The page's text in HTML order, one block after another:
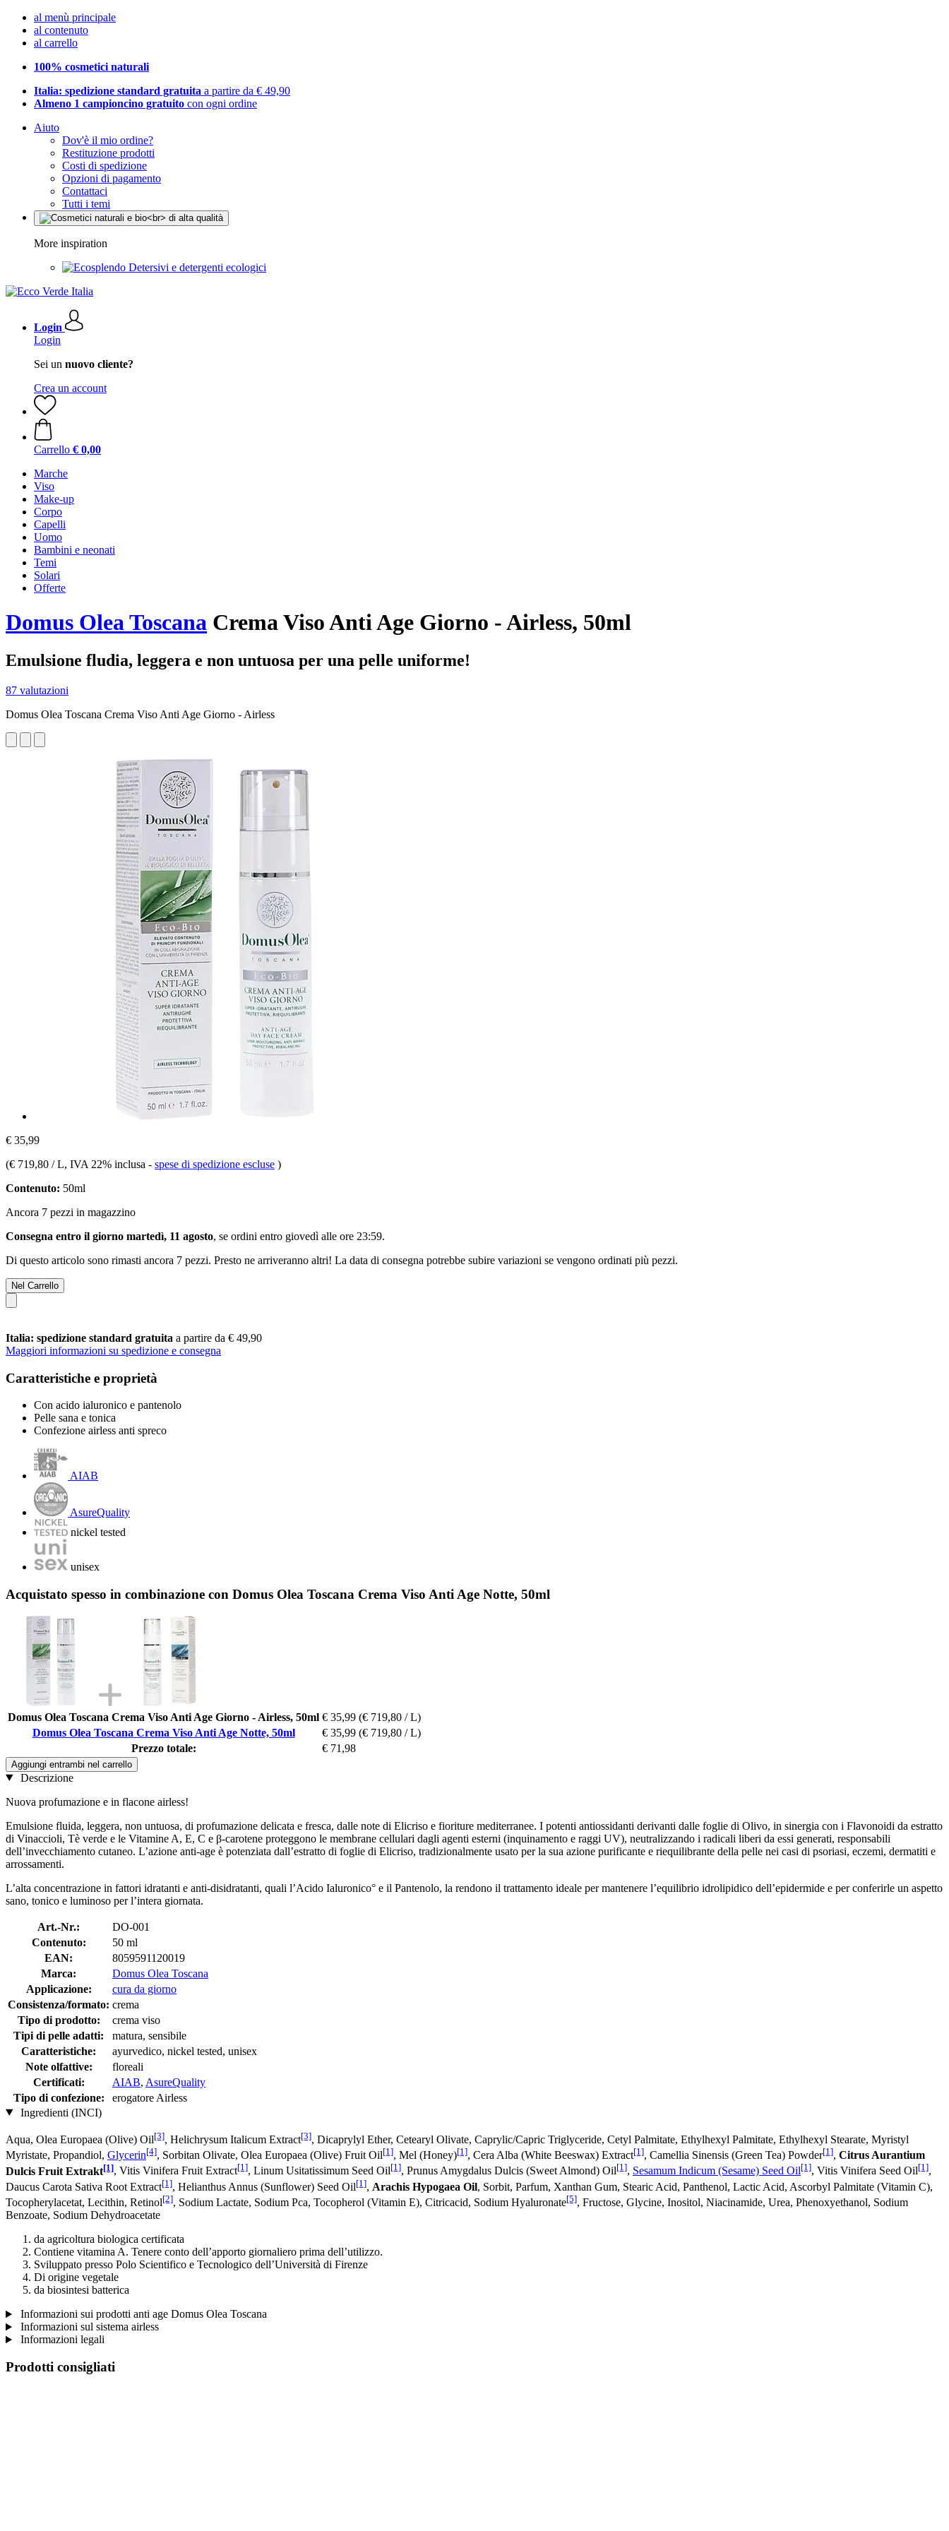
al menù principale
al contenuto
al carrello
100% cosmetici naturali
Italia: spedizione standard gratuita a partire da € 49,90
Almeno 1 campioncino gratuito con ogni ordine
Aiuto
Dov'è il mio ordine?
Restituzione prodotti
Costi di spedizione
Opzioni di pagamento
Contattaci
Tutti i temi
More inspiration
Detersivi e detergenti ecologici
Login
Login
Sei un nuovo cliente?
Crea un account
Carrello € 0,00
Marche
Viso
Make-up
Corpo
Capelli
Uomo
Bambini e neonati
Temi
Solari
Offerte
Domus Olea Toscana Crema Viso Anti Age Giorno - Airless, 50ml
Emulsione fludia, leggera e non untuosa per una pelle uniforme!
87 valutazioni
Domus Olea Toscana Crema Viso Anti Age Giorno - Airless
€ 35,99
(€ 719,80 / L, IVA 22% inclusa - spese di spedizione escluse )
Contenuto: 50ml
Ancora 7 pezzi in magazzino
Consegna entro il giorno martedì, 11 agosto, se ordini entro giovedì alle ore 23:59.
Di questo articolo sono rimasti ancora 7 pezzi. Presto ne arriveranno altri! La data di consegna potrebbe subire variazioni se vengono ordinati più pezzi.
Nel Carrello
Italia: spedizione standard gratuita a partire da € 49,90
Maggiori informazioni su spedizione e consegna
Caratteristiche e proprietà
Con acido ialuronico e pantenolo
Pelle sana e tonica
Confezione airless anti spreco
AIAB
AsureQuality
nickel tested
unisex
Acquistato spesso in combinazione con Domus Olea Toscana Crema Viso Anti Age Notte, 50ml
Domus Olea Toscana Crema Viso Anti Age Giorno - Airless, 50ml € 35,99 (€ 719,80 / L)
Domus Olea Toscana Crema Viso Anti Age Notte, 50ml
€ 35,99 (€ 719,80 / L)
Prezzo totale:
€ 71,98
Aggiungi entrambi nel carrello
Descrizione
Nuova profumazione e in flacone airless!
Emulsione fluida, leggera, non untuosa, di profumazione delicata e fresca, dalle note di Elicriso e fioriture mediterranee. I potenti antiossidanti derivanti dalle foglie di Olivo, in sinergia con i Flavonoidi da estratto
di Vinaccioli, Tè verde e le Vitamine A, E, C e β-carotene proteggono le membrane cellulari dagli agenti esterni (inquinamento e raggi UV), neutralizzando i radicali liberi da essi generati, responsabili
dell’invecchiamento cutaneo. L’azione anti-age è potenziata dall’estratto di foglie di Elicriso, tradizionalmente usato per la sua azione purificante e riequilibrante della pelle nei casi di psoriasi, eczemi, dermatiti e
arrossamenti.
L’alta concentrazione in fattori idratanti e anti-disidratanti, quali l’Acido Ialuronico° e il Pantenolo, la rendono il trattamento ideale per mantenere l’equilibrio idrolipidico dell’epidermide e per conferirle un aspetto
sano, tonico e luminoso per l’intera giornata.
Art.-Nr.:
DO-001
Contenuto:
50 ml
EAN:
8059591120019
Marca:
Domus Olea Toscana
Applicazione:
cura da giorno
Consistenza/formato: crema
Tipo di prodotto:
crema viso
Tipi di pelle adatti:
matura, sensibile
Caratteristiche:
ayurvedico, nickel tested, unisex
Note olfattive:
floreali
Certificati:
AIAB, AsureQuality
Tipo di confezione:
erogatore Airless
Ingredienti (INCI)
Aqua, Olea Europaea (Olive) Oil[3], Helichrysum Italicum Extract[3], Dicaprylyl Ether, Cetearyl Olivate, Caprylic/Capric Triglyceride, Cetyl Palmitate, Ethylhexyl Palmitate, Ethylhexyl Stearate, Myristyl
Myristate, Propandiol, Glycerin[4], Sorbitan Olivate, Olea Europaea (Olive) Fruit Oil[1], Mel (Honey)[1], Cera Alba (White Beeswax) Extract[1], Camellia Sinensis (Green Tea) Powder[1], Citrus Aurantium
Dulcis Fruit Extrakt[1], Vitis Vinifera Fruit Extract[1], Linum Usitatissimum Seed Oil[1], Prunus Amygdalus Dulcis (Sweet Almond) Oil[1], Sesamum Indicum (Sesame) Seed Oil[1], Vitis Vinifera Seed Oil[1],
Daucus Carota Sativa Root Extract[1], Helianthus Annus (Sunflower) Seed Oil[1], Arachis Hypogaea Oil, Sorbit, Parfum, Xanthan Gum, Stearic Acid, Panthenol, Lactic Acid, Ascorbyl Palmitate (Vitamin C),
Tocopherylacetat, Lecithin, Retinol[2], Sodium Lactate, Sodium Pca, Tocopherol (Vitamin E), Citricacid, Sodium Hyaluronate[5], Fructose, Glycine, Inositol, Niacinamide, Urea, Phenoxyethanol, Sodium
Benzoate, Sodium Dehydroacetate
da agricoltura biologica certificata
Contiene vitamina A. Tenere conto dell’apporto giornaliero prima dell’utilizzo.
Sviluppato presso Polo Scientifico e Tecnologico dell’Università di Firenze
Di origine vegetale
da biosintesi batterica
Informazioni sui prodotti anti age Domus Olea Toscana
Informazioni sul sistema airless
Informazioni legali
Prodotti consigliati